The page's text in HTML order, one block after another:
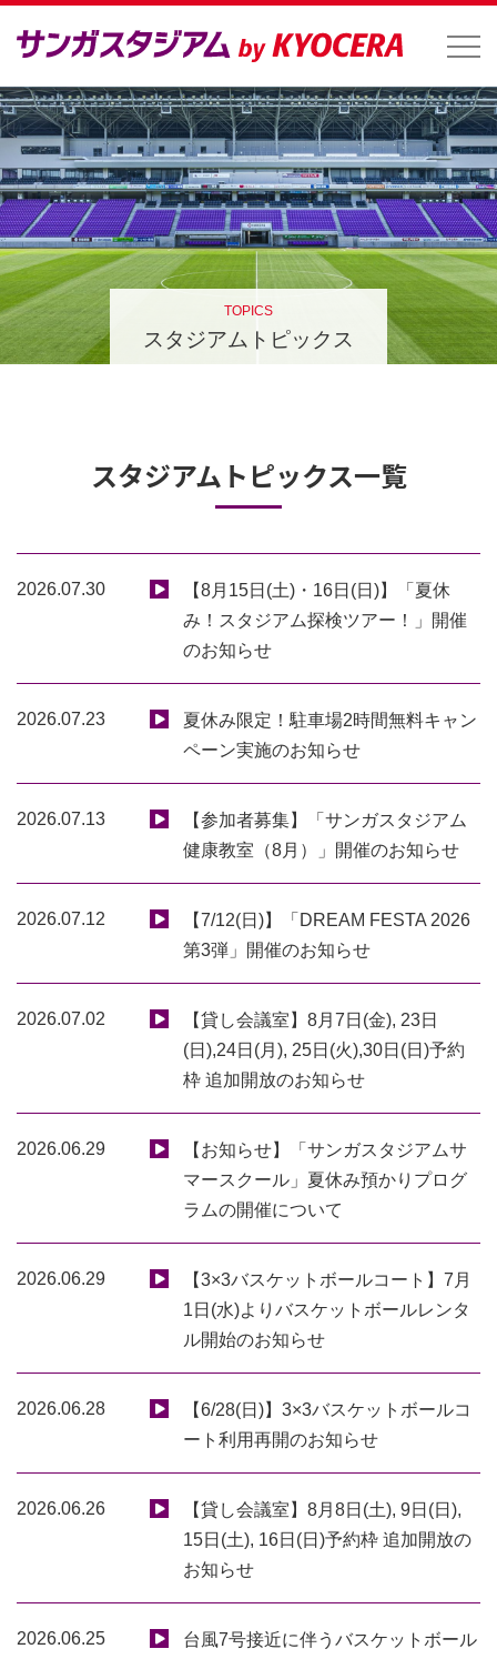
TOPICS
スタジアムトピックス
スタジアムトピックス一覧
2026.07.30
【8月15日(土)・16日(日)】「夏休
み！スタジアム探検ツアー！」開催
のお知らせ
2026.07.23
夏休み限定！駐車場2時間無料キャン
ペーン実施のお知らせ
2026.07.13
【参加者募集】「サンガスタジアム
健康教室（8月）」開催のお知らせ
2026.07.12
【7/12(日)】「DREAM FESTA 2026
第3弾」開催のお知らせ
2026.07.02
【貸し会議室】8月7日(金), 23日
(日),24日(月), 25日(火),30日(日)予約
枠 追加開放のお知らせ
2026.06.29
【お知らせ】「サンガスタジアムサ
マースクール」夏休み預かりプログ
ラムの開催について
2026.06.29
【3×3バスケットボールコート】7月
1日(水)よりバスケットボールレンタ
ル開始のお知らせ
2026.06.28
【6/28(日)】3×3バスケットボールコ
ート利用再開のお知らせ
2026.06.26
【貸し会議室】8月8日(土), 9日(日),
15日(土), 16日(日)予約枠 追加開放の
お知らせ
2026.06.25
台風7号接近に伴うバスケットボール